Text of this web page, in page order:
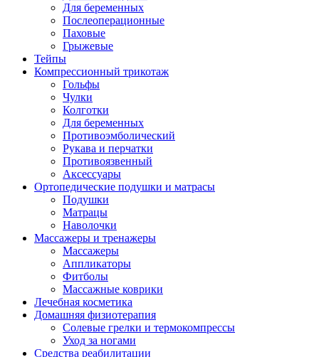
Для беременных
Послеоперационные
Паховые
Грыжевые
Тейпы
Компрессионный трикотаж
Гольфы
Чулки
Колготки
Для беременных
Противоэмболический
Рукава и перчатки
Противоязвенный
Аксессуары
Ортопедические подушки и матрасы
Подушки
Матрацы
Наволочки
Массажеры и тренажеры
Массажеры
Аппликаторы
Фитболы
Массажные коврики
Лечебная косметика
Домашняя физиотерапия
Солевые грелки и термокомпрессы
Уход за ногами
Средства реабилитации